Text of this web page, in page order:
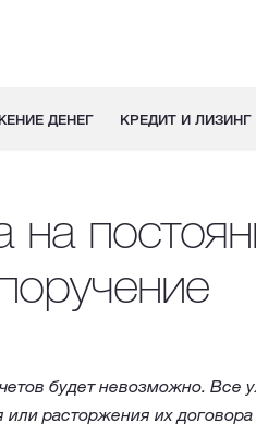
ДЕНЕГ КРЕДИТ И ЛИЗИНГ
на
будет невозможно. Все
расторжения их договора